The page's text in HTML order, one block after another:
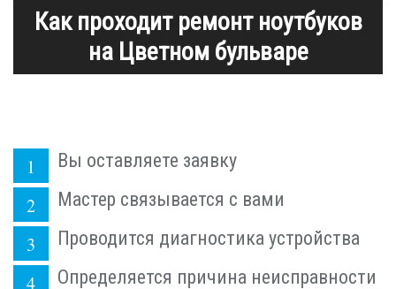
Как проходит ремонт ноутбуков
на Цветном бульваре
Вы оставляете заявку
Мастер связывается с вами
Проводится диагностика устройства
Определяется причина неисправности